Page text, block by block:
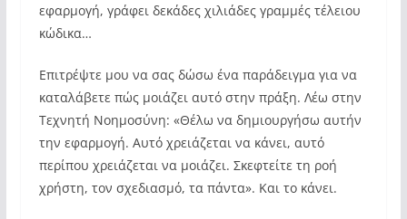
εφαρμογή, γράφει δεκάδες χιλιάδες γραμμές τέλειου
κώδικα…
Επιτρέψτε μου να σας δώσω ένα παράδειγμα για να
καταλάβετε πώς μοιάζει αυτό στην πράξη. Λέω στην
Τεχνητή Νοημοσύνη: «Θέλω να δημιουργήσω αυτήν
την εφαρμογή. Αυτό χρειάζεται να κάνει, αυτό
περίπου χρειάζεται να μοιάζει. Σκεφτείτε τη ροή
χρήστη, τον σχεδιασμό, τα πάντα». Και το κάνει.